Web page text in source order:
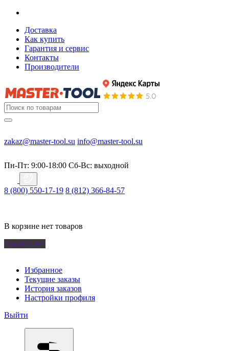
Доставка
Как купить
Гарантия и сервис
Контакты
Производители
zakaz@master-tool.su info@master-tool.su
Пн-Пт: 9:00-18:00 Cб-Вс: выходной
8 (800) 550-17-19 8 (812) 366-84-57
В корзине нет товаров
Удалить все
Избранное
Текущие заказы
История заказов
Настройки профиля
Выйти